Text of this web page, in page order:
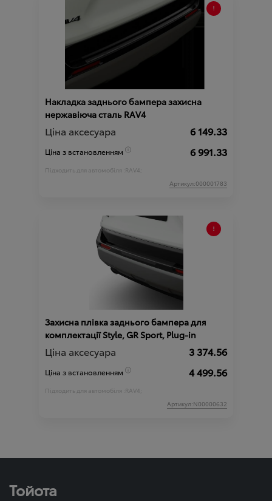
Накладка заднього бампера захисна
нержавіюча сталь RAV4
Ціна аксесуара 6 149.33
Ціна з встановленням 6 991.33
Підходить для автомобіля :RAV4;
Артикул:000001783
Захисна плівка заднього бампера для
комплектації Style, GR Sport, Plug-in
Ціна аксесуара 3 374.56
Ціна з встановленням 4 499.56
Підходить для автомобіля :RAV4;
Артикул:N00000632
Тойота